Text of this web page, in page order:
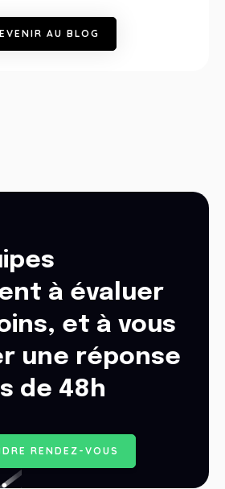
E VE NIR AU BLOG
à évaluer
et à vous
une réponse
de 48h
D RE RE ND E Z - VO US